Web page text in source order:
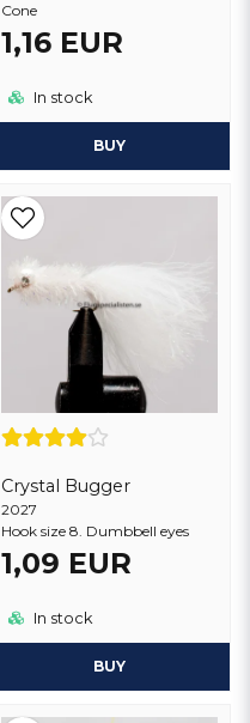
Cone
1,16 EUR
In stock
BUY
Crystal Bugger
2027
Hook size 8. Dumbbell eyes
1,09 EUR
In stock
BUY